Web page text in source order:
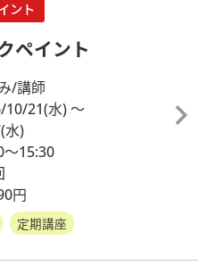
ント
ペイント
/講師
10/21(水)～
(水)
～15:30
円
定期講座